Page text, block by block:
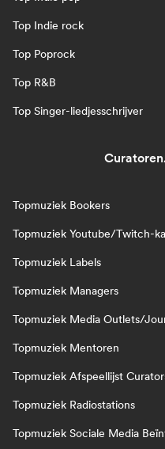
Top Indie rock
Top Poprock
Top R&B
Top Singer-liedjesschrijver
Topmuziek Bookers
Topmuziek Youtube/Twitch-
Topmuziek Labels
Topmuziek Managers
Topmuziek Media Outlets/
Topmuziek Mentoren
Topmuziek Afspeellijst
Topmuziek Radiostations
Topmuziek Sociale Media